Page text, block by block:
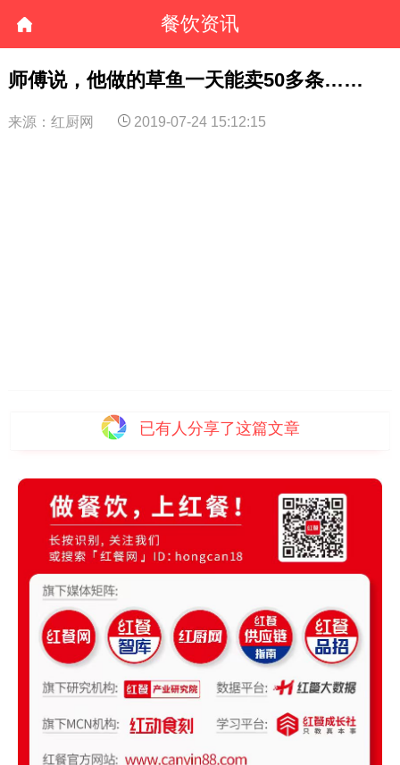
餐饮资讯
师傅说，他做的草鱼一天能卖50多条……
来源：红厨网 2019-07-24 15:12:15
已有 人分享了这篇文章